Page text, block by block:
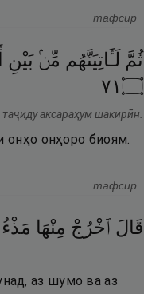
тафсир
ثُمَّ لَـَٔاتِيَنَّهُم مِّنۢ بَيْنِ
۝١٧
аксараҳум шакирӣн.
онҳо онҳоро биоям.
тафсир
قَالَ ٱخْرُجْ مِنْهَا
аз шумо ва аз